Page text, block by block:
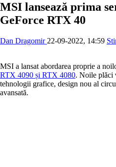
MSI lansează prima
GeForce RTX 40
Dan Dragomir 22-09-2022, 14:59
MSI a lansat abordarea proprie a
RTX 4090 și RTX 4080. Noile plăci
tehnologii grafice, design nou al
avansată.